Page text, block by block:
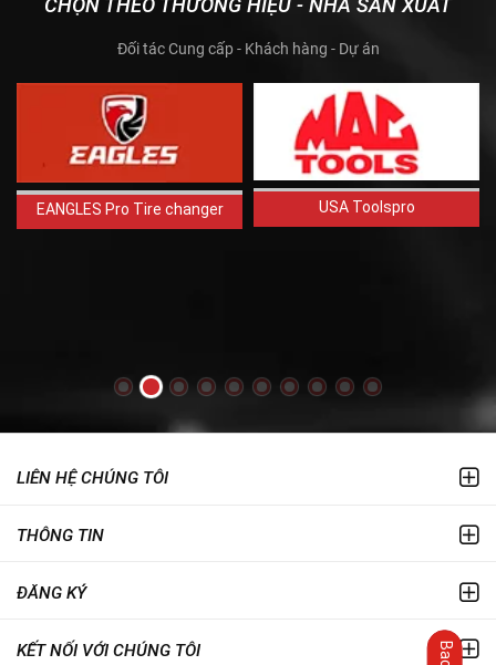
CHỌN THEO THƯƠNG HIỆU - NHÀ SẢN XUẤT
Đối tác Cung cấp - Khách hàng - Dự án
EANGLES Pro Tire changer USA Toolspro
LIÊN HỆ CHÚNG TÔI
THÔNG TIN
ĐĂNG KÝ
KẾT NỐI VỚI CHÚNG TÔI